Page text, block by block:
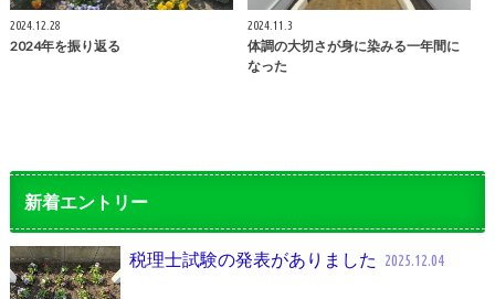
2024.12.28
2024年を振り返る
2024.11.3
体調の大切さが身に染みる一年間に
なった
新着エントリー
税理士試験の発表がありました 2025.12.04